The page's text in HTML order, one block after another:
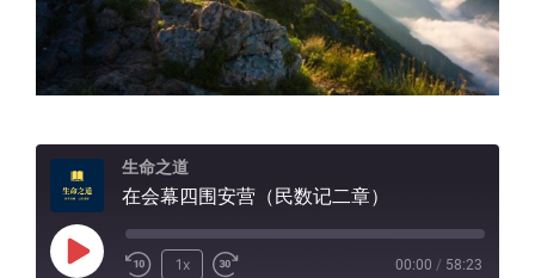
生命之道
在会幕四围安营（民数记二章）
Play
1x 00:00 / 58:23